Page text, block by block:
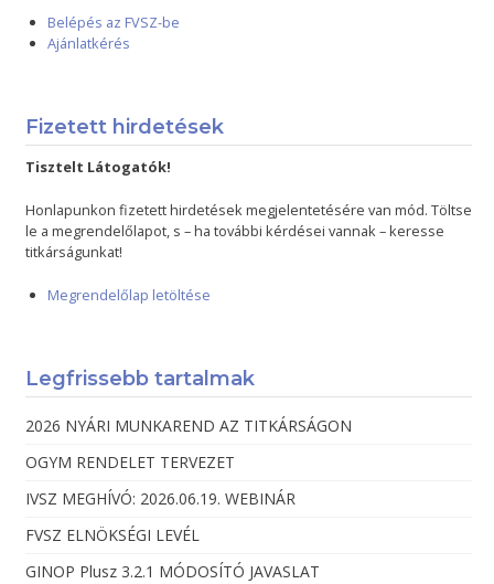
Belépés az FVSZ-be
Ajánlatkérés
Fizetett hirdetések
Tisztelt Látogatók!
Honlapunkon fizetett hirdetések megjelentetésére van mód. Töltse
le a megrendelőlapot, s – ha további kérdései vannak – keresse
titkárságunkat!
Megrendelőlap letöltése
Legfrissebb tartalmak
2026 NYÁRI MUNKAREND AZ TITKÁRSÁGON
OGYM RENDELET TERVEZET
IVSZ MEGHÍVÓ: 2026.06.19. WEBINÁR
FVSZ ELNÖKSÉGI LEVÉL
GINOP Plusz 3.2.1 MÓDOSÍTÓ JAVASLAT